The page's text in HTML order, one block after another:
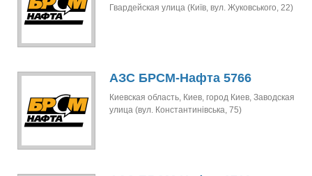
Гвардейская улица (Київ, вул. Жуковського, 22)
АЗС БРСМ-Нафта 5766
Киевская область, Киев, город Киев, Заводская
улица (вул. Константинівська, 75)